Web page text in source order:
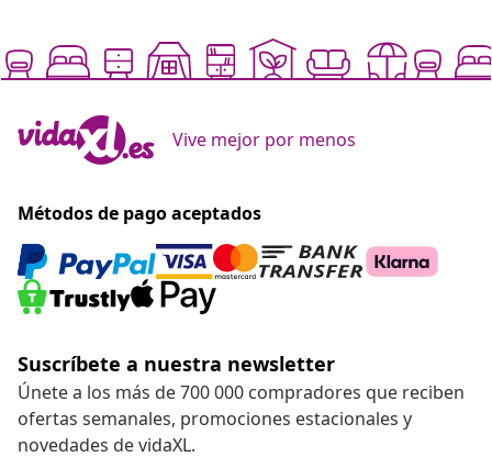
Vive mejor por menos
Métodos de pago aceptados
Suscríbete a nuestra newsletter
Únete a los más de 700 000 compradores que reciben
ofertas semanales, promociones estacionales y
novedades de vidaXL.